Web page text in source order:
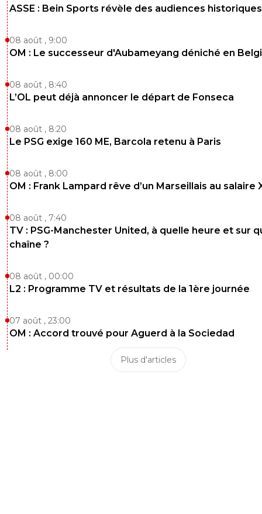
saftq-psg4life-ultra
c'est bien d'avoir resigné cette chèvre avec un salaire de
dingue, maintenant on va le payer pour qu'il aille jouer
Bravo Leo, masterclass sur masterclass.. Apres on se
venir ramos messi, un vrai pantin incompétent.
0+ Répondre
usuf
Bo écoute tant que des mecs en sont à se créer
dans la vie réelle c est qu il a tout bon non?
0+ Répondre
Oh mon gros con d'anti-psg masqué sous son
noname 13 août 2021 à 22:35 + 0
des titulaires etc et malgré qu'il se soit un peu perdu
nous, ça reste un joueur qui a de la qualité
ASSE : Bein Sports révèle des audiences historiques
08 août , 9:00
OM : Le successeur d'Aubameyang déniché en
08 août , 8:40
L’OL peut déjà annoncer le départ de Fonseca
08 août , 8:20
Le PSG exige 160 ME, Barcola retenu à Paris
08 août , 8:00
OM : Frank Lampard rêve d’un Marseillais au salaire
08 août , 7:40
TV : PSG-Manchester United, à quelle heure et sur
chaîne ?
08 août , 00:00
L2 : Programme TV et résultats de la 1ère journée
07 août , 23:00
OM : Accord trouvé pour Aguerd à la Sociedad
Plus d'articles